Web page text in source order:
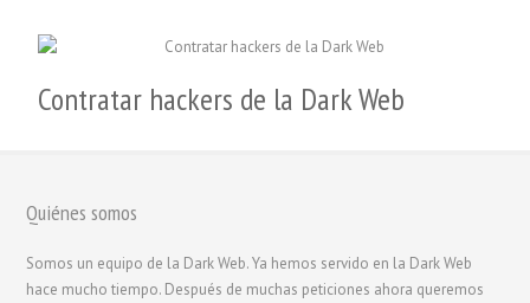
Contratar hackers de la Dark Web
Quiénes somos
Somos un equipo de la Dark Web. Ya hemos servido en la Dark Web
hace mucho tiempo. Después de muchas peticiones ahora queremos